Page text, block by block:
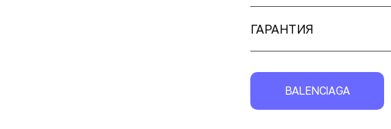
ГАРАНТИЯ
BALENCIAGA